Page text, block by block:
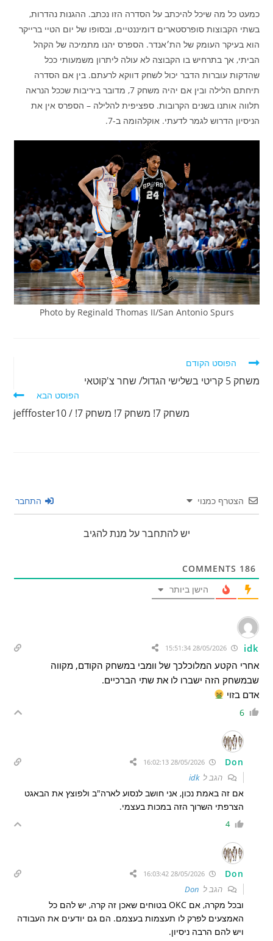
כמעט כל מה שיכל להיכתב על הסדרה הזו נכתב. ההגנות נהדרות,
בשתי הקבוצות סופרסטארים דומיננטיים, ובסופו של יום הטיי ברייקר
הוא בעיקר העומק של הת׳אנדר. הספרס יהנו מתמיכה של הקהל
הביתי, אך בתרחיש בו הקבוצה לא עולה ליתרון משמעותי ככל
שהדקות עוברות הדבר יכול לשחק דווקא לרעתם. בין אם הסדרה
תיחתם הלילה ובין אם יהיה משחק 7, מדובר ביריבות שככל הנראה
תלווה אותנו בשנים הקרובות. ספציפית להלילה – הספרס אין את
הניסיון הדרוש לגמר לדעתי. אוקלהומה ב-7.
Photo by Reginald Thomas II/San Antonio Spurs
לקרוא
נוספים
הפוסט הקודם
משחק 5 קריטי בשלישי הגדול/ שחר צ'קוטאי
הפוסט הבא
משחק 7! משחק 7! משחק 7! / jefffoster10
הצטרף כמנוי התחבר
יש להתחבר על מנת להגיב
186
הישן ביותר
idk
אחרי הקטע המלוכלכך של וומבי במשחק הקודם, מקווה
שבמשחק הזה ישברו לו את שתי הברכיים.
אדם בזוי
6
Don
הגב לidk
אם זה באמת נכון, אני חושב לנסוע לארה"ב ולפוצץ את הבאגט
הצרפתי השרוך הזה במכות בעצמי.
4
Don
הגב ל Don
ובכל מקרה, אם OKC בטוחים שאכן זה קרה, יש להם כל
האמצעים לפרק לו תעצמות בעצמם. הם גם יודעים את העבודה
ויש להם הרבה ניסיון.